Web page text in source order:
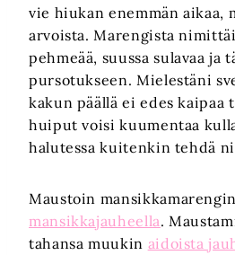
vie hiukan enemmän aikaa,
arvoista. Marengista
pehmeää, suussa sulavaa ja
pursotukseen. Mielestäni
kakun päällä ei edes kaipaa
huiput voisi kuumentaa
halutessa kuitenkin tehdä
Maustoin
mansikkajauheella.
tahansa muukin aidoista